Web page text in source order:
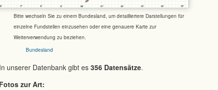
Bitte wechseln Sie zu einem Bundesland, um detailliertere Darstellungen für
einzelne Fundstellen einzusehen oder eine genauere Karte zur
Weiterverwendung zu beziehen.
Bundesland
unserer Datenbank gibt es 356 Datensätze.
zur Art: